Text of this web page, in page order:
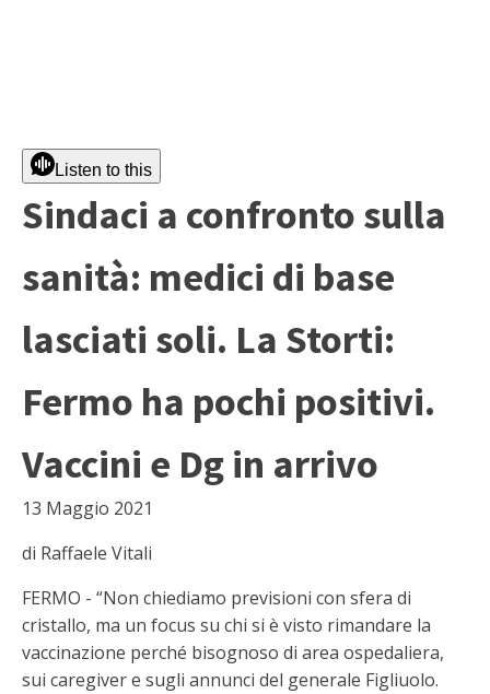
Listen to this
Sindaci a confronto sulla
sanità: medici di base
lasciati soli. La Storti:
Fermo ha pochi positivi.
Vaccini e Dg in arrivo
13 Maggio 2021
di Raffaele Vitali
FERMO - “Non chiediamo previsioni con sfera di
cristallo, ma un focus su chi si è visto rimandare la
vaccinazione perché bisognoso di area ospedaliera,
sui caregiver e sugli annunci del generale Figliuolo.